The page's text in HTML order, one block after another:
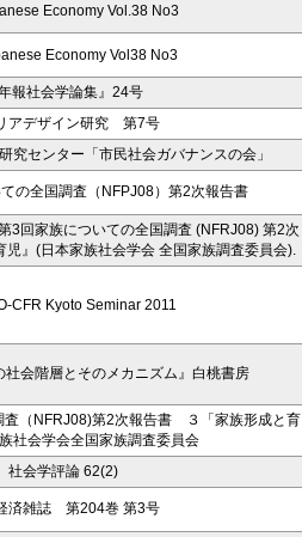
Economy Vol.38 No3
Economy Vol38 No3
年報社会学論集』24号
アデザイン研究 第7号
究センター「市民社会ガバナンスの会」
の全国調査（NFPJ08）第2次報告書
3回家族についての全国調査 (NFRJ08) 第2次
児』(日本家族社会学会 全国家族調査委員会).
CFR Kyoto Seminar 2011
社会階層とそのメカニズム』白桃書房
査（NFRJ08)第2次報告書 ３「家族形成と育
社会学会全国家族調査委員会
社会学評論 62(2)
済雑誌 第204巻 第3号